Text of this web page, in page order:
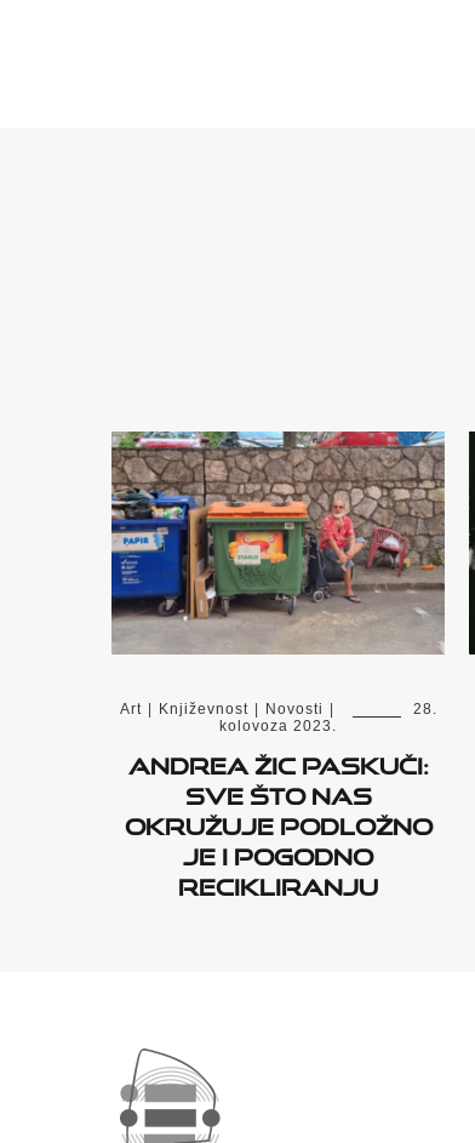
Art | Književnost | Novosti |
28.
kolovoza 2023.
Andrea Žic Paskuči:
Sve što nas
okružuje podložno
je i pogodno
recikliranju